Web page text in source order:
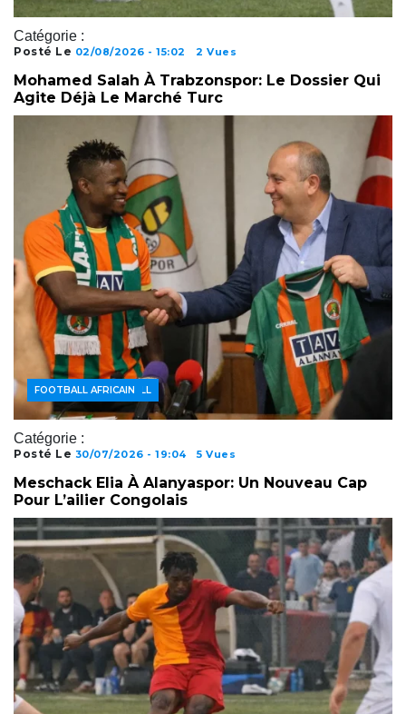
Catégorie :
Posté Le 02/08/2026 - 15:02 2 Vues
Mohamed Salah À Trabzonspor: Le Dossier Qui
Agite Déjà Le Marché Turc
Catégorie :
ACTUALITÉS FOOTBALL
FOOTBALL AFRICAIN
Posté Le 30/07/2026 - 19:04 5 Vues
Meschack Elia À Alanyaspor: Un Nouveau Cap
Pour L’ailier Congolais